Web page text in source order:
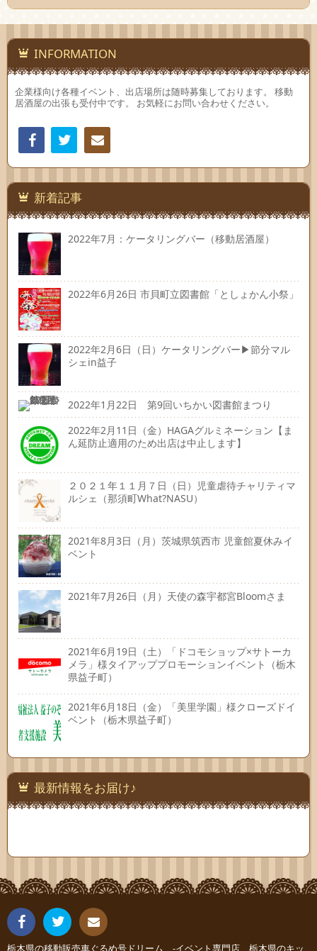
INFORMATION
企業様向け各種イベント、出店場所は随時募集しております。 移動
居酒屋の出張も受付中です。 お気軽にお問い合わせください。
Facebook
連絡
新着記事
2022年7月：ケータリングバー（移動居酒屋）
2022年6月26日 市貝町立図書館「としょかん小祭」
2022年2月6日（日）ケータリングバー▶節分マル
シェin益子
2022年1月22日 第9回いちかい図書館まつり
2022年2月11日（金）HAGAグルミネーション【ま
ん延防止適用のため出店は中止します】
２０２１年１１月７日（日）児童虐待チャリティマ
ルシェ（那須町What?NASU）
2021年8月3日（月）茨城県筑西市 児童館夏休みイ
ベント
2021年7月26日（月）天使の森宇都宮Bloomさま
2021年6月19日（土）「ドコモショップ×サトーカ
メラ」様タイアッププロモーションイベント（栃木
県益子町）
2021年6月18日（金）「美里学園」様クローズドイ
ベント（栃木県益子町）
最新情報をお届け♪
栃木県の移動販売車ぐるめ号ドリーム -イベント専門店、栃木県のキッ